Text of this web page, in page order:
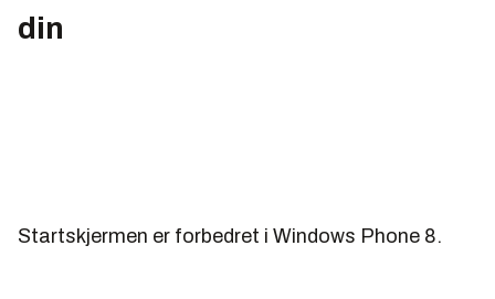
din
Startskjermen er forbedret i Windows Phone 8.